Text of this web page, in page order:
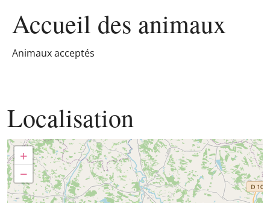
Accueil des animaux
Animaux acceptés
Localisation
+
−